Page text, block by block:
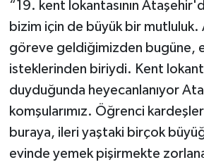
“19. kent lokantasının
bizim için de büyük bir mutluluk.
göreve geldiğimizden bugüne,
isteklerinden biriydi. Kent
duyduğunda heyecanlanıyor
komşularımız. Öğrenci
buraya, ileri yaştaki birçok
evinde yemek pişirmekte